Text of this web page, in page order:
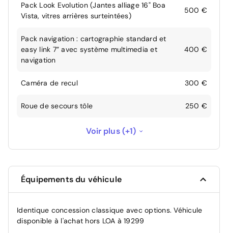
Pack Look Evolution (Jantes alliage 16" Boa
Vista, vitres arrières surteintées)
500 €
Pack navigation : cartographie standard et
easy link 7” avec système multimedia et
navigation
400 €
Caméra de recul 300 €
Roue de secours tôle 250 €
Immatriculation définitive réalisée 3 mois
Voir plus (+1)
Équipements du véhicule
Identique concession classique avec options. Véhicule
disponible à l'achat hors LOA à 19299